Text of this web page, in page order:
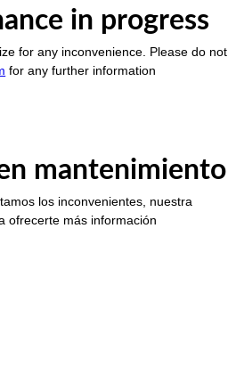
in progress
for any inconvenience. Please do not
for any further information
mantenimiento
los inconvenientes, nuestra
ofrecerte más información